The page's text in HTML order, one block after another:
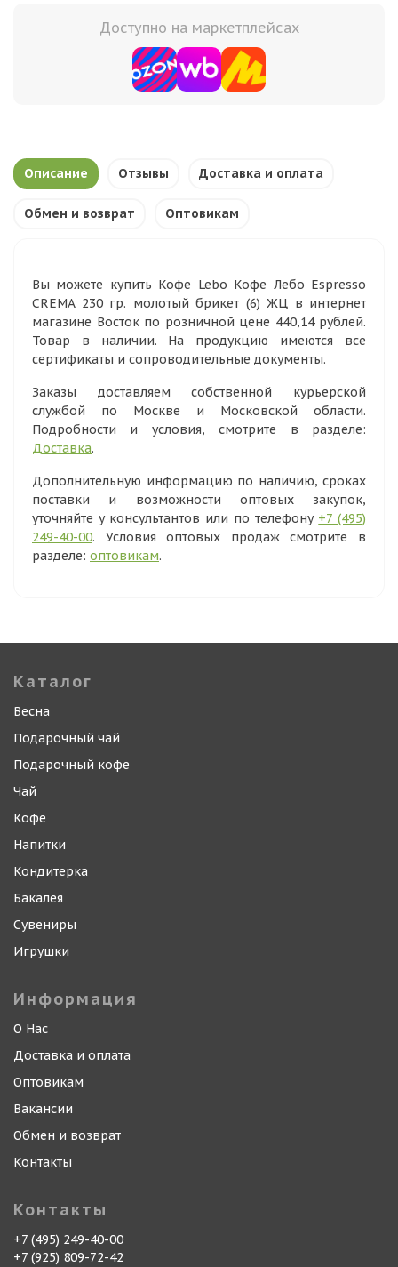
Доступно на маркетплейсах
Описание Отзывы Доставка и оплата
Обмен и возврат Оптовикам
Вы можете купить Кофе Lebo Кофе Лебо Espresso
CREMA 230 гр. молотый брикет (6) ЖЦ в интернет
магазине Восток по розничной цене 440,14 рублей.
Товар в наличии. На продукцию имеются все
сертификаты и сопроводительные документы.
Заказы доставляем собственной курьерской
службой по Москве и Московской области.
Подробности и условия, смотрите в разделе:
Доставка.
Дополнительную информацию по наличию, сроках
поставки и возможности оптовых закупок,
уточняйте у консультантов или по телефону +7 (495)
249-40-00. Условия оптовых продаж смотрите в
разделе: оптовикам.
Каталог
Весна
Подарочный чай
Подарочный кофе
Чай
Кофе
Напитки
Кондитерка
Бакалея
Сувениры
Игрушки
Информация
О Нас
Доставка и оплата
Оптовикам
Вакансии
Обмен и возврат
Контакты
Контакты
+7 (495) 249-40-00
+7 (925) 809-72-42